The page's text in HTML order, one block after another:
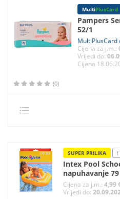
MultiPlusCard
Pampers
52/1
MultiPlusCard
Cijena za j.m.:
Vrijedi do:
Cijena
(0)
SUPER PRILIKA !
Intex Pool
napuhavanje
Cijena za j.m.:4,99
Vrijedi do: